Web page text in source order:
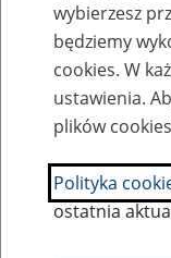
Nazwa zakładu pracy:
SZUKAJ
wybierzesz
będziemy
cookies. W
ustawienia.
plików
Polityka
ostatnia